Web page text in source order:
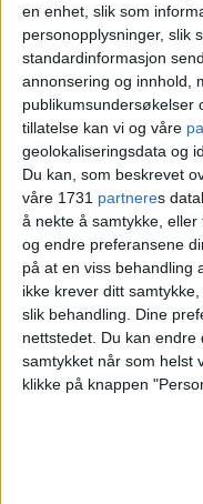
en enhet, slik som
personopplysninger, slik
standardinformasjon
annonsering og innhold,
publikumsundersøkelser
tillatelse kan vi og våre
geolokaliseringsdata og
Du kan, som beskrevet
våre 1731 partneres
å nekte å samtykke,
og endre preferansene
på at en viss behandling
ikke krever ditt
slik behandling. Dine
nettstedet. Du kan
samtykket når som helst
klikke på knappen
Se kunsten i
bred enighet
maktens